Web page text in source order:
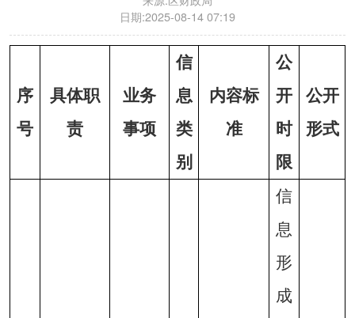
日期:2025-08-14 07:19
序
号
具体职
责
业务
事项
信
息
类
别
内容标
准
公
开
时
限
公开
形式
信
息
形
成